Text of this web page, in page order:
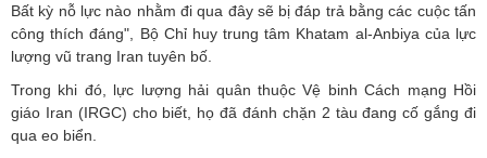
Bất kỳ nỗ lực nào nhằm đi qua đây sẽ bị đáp trả bằng các cuộc tấn
công thích đáng", Bộ Chỉ huy trung tâm Khatam al-Anbiya của lực
lượng vũ trang Iran tuyên bố.
Trong khi đó, lực lượng hải quân thuộc Vệ binh Cách mạng Hồi
giáo Iran (IRGC) cho biết, họ đã đánh chặn 2 tàu đang cố gắng đi
qua eo biển.